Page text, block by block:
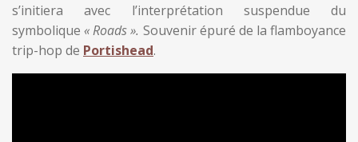
s’initiera avec l’interprétation suspendue du
symbolique« Roads ». Souvenir épuré de la flamboyance
trip-hop de Portishead.